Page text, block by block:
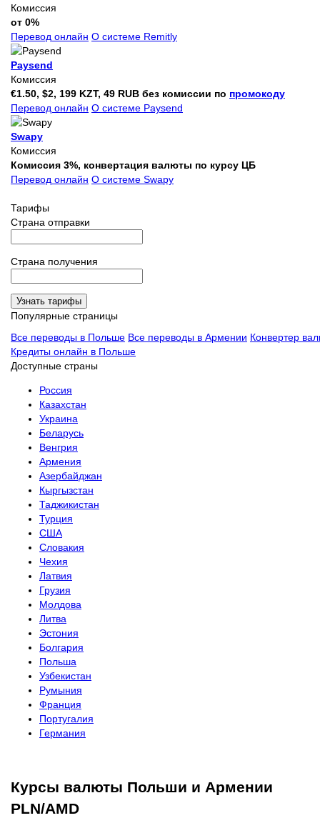
Комиссия
от 0%
Перевод онлайн О системе Remitly
Paysend
Комиссия
€1.50, $2, 199 KZT, 49 RUB без комиссии по промокоду
Перевод онлайн О системе Paysend
Swapy
Комиссия
Комиссия 3%, конвертация валюты по курсу ЦБ
Перевод онлайн О системе Swapy
Тарифы
Страна отправки
Страна получения
Узнать тарифы
Популярные страницы
Все переводы в Польше Все переводы в Армении Конвертер
Кредиты онлайн в Польше
Доступные страны
Россия
Казахстан
Украина
Беларусь
Венгрия
Армения
Азербайджан
Кыргызстан
Таджикистан
Турция
США
Словакия
Чехия
Латвия
Грузия
Молдова
Литва
Эстония
Болгария
Польша
Узбекистан
Румыния
Франция
Португалия
Германия
Курсы валюты Польши и Армении
PLN/AMD